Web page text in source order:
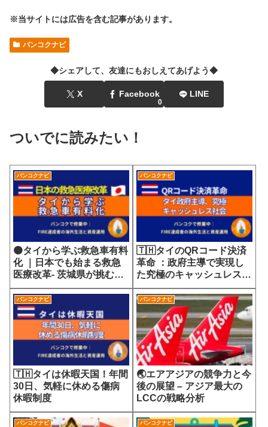
※当サイトには広告を含む記事があります。
バンコクナビ
◆シェアして、友達にもおしえてあげよう◆
X Facebook
0
LINE
ついでに読みたい！
バンコクナビ
🟠タイから学ぶ救急車有料
化 ｜日本でも始まる救急
医療改革- 茨城県が挑む
7700円の選定療養費が示
す医療サービスの未来
バンコクナビ
🇹🇭タイのQRコード決済
革命 ：政府主導で実現し
た究極のキャッシュレス社
会
バンコクナビ
🇹🇭タイは休暇天国！年間
30日、気軽に休める傷病
休暇制度
バンコクナビ
🌏エアアジアの競争力と今
後の展望 – アジア最大の
LCCの戦略分析
バンコクナビ バンコクナビ